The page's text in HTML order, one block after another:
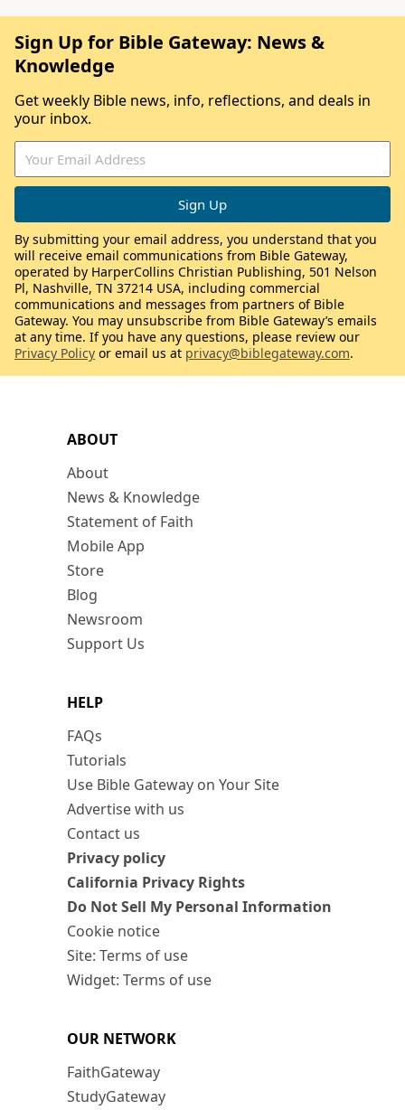
ABOUT
About
News & Knowledge
Statement of Faith
Mobile App
Store
Blog
Newsroom
Support Us
HELP
FAQs
Tutorials
Use Bible Gateway on Your Site
Advertise with us
Contact us
Privacy policy
California Privacy Rights
Do Not Sell My Personal Information
Cookie notice
Site: Terms of use
Widget: Terms of use
OUR NETWORK
FaithGateway
StudyGateway
Sign Up for Bible Gateway: News &
Knowledge
Get weekly Bible news, info, reflections, and deals in
your inbox.
By submitting your email address, you understand that you
will receive email communications from Bible Gateway,
operated by HarperCollins Christian Publishing, 501 Nelson
Pl, Nashville, TN 37214 USA, including commercial
communications and messages from partners of Bible
Gateway. You may unsubscribe from Bible Gateway’s emails
at any time. If you have any questions, please review our
Privacy Policy or email us at privacy@biblegateway.com.